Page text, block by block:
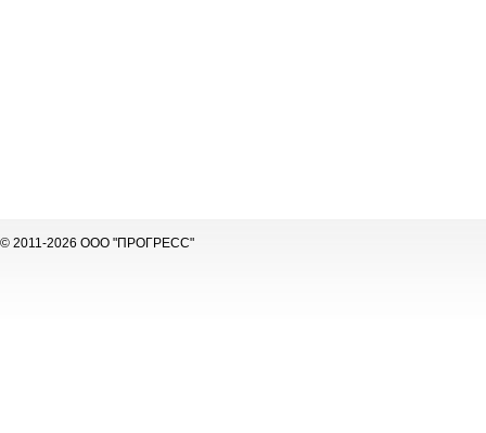
© 2011-2026 ООО "ПРОГРЕСС"